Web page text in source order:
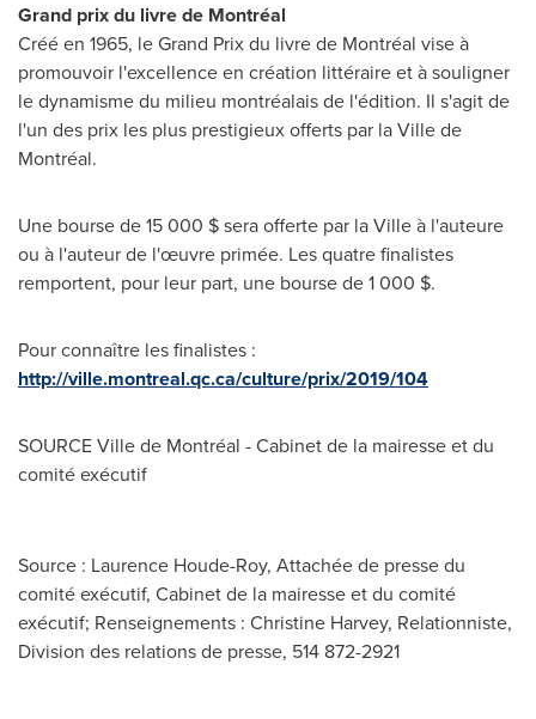
Grand prix du livre de Montréal
Créé en 1965, le Grand Prix du livre de Montréal vise à
promouvoir l'excellence en création littéraire et à souligner
le dynamisme du milieu montréalais de l'édition. Il s'agit de
l'un des prix les plus prestigieux offerts par la Ville de
Montréal.
Une bourse de 15 000 $ sera offerte par la Ville à l'auteure
ou à l'auteur de l'œuvre primée. Les quatre finalistes
remportent, pour leur part, une bourse de 1 000 $.
Pour connaître les finalistes :
http://ville.montreal.qc.ca/culture/prix/2019/104
SOURCE Ville de Montréal - Cabinet de la mairesse et du
comité exécutif
Source : Laurence Houde-Roy, Attachée de presse du
comité exécutif, Cabinet de la mairesse et du comité
exécutif; Renseignements : Christine Harvey, Relationniste,
Division des relations de presse, 514 872-2921